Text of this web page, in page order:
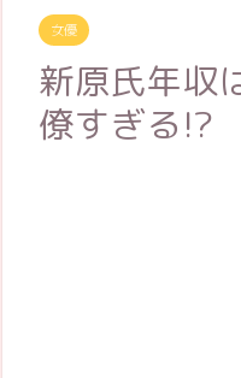
女優
新原氏年収
僚すぎる!?